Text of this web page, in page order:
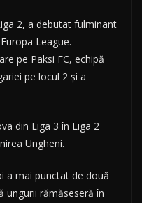
2, a debutat fulminant
League.
pe Paksi FC, echipă
pe locul 2 și a
din Liga 3 în Liga 2
Ungheni.
a mai punctat de două
ungurii rămăseseră în